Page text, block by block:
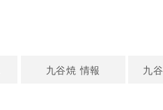
九谷焼 情報 九